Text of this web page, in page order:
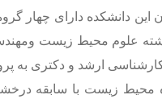
این دانشکده دارای
ارشد و دکتری به
محیط زیست با سابقه